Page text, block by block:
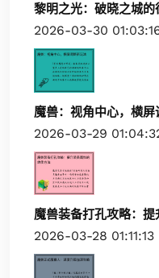
黎明之光：破晓之城的
2026-03-30
魔兽：视角中心，横屏
2026-03-29
魔兽装备打孔攻略：
2026-03-28 01:11:13